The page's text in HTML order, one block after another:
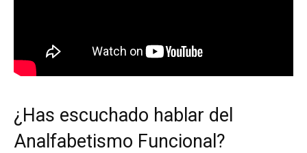
¿Has escuchado hablar del
Analfabetismo Funcional?